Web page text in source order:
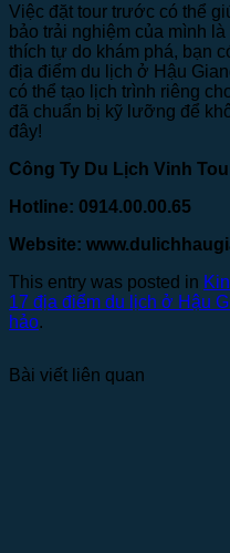
Việc đặt tour trước có thể
bảo trải nghiệm của mình
thích tự do khám phá, bạn
địa điểm du lịch ở Hậu
có thể tạo lịch trình riêng
đã chuẩn bị kỹ lưỡng để
đây!
Công Ty Du Lịch Vinh
Hotline: 0914.00.00.65
Website:
This entry was posted in
17 địa điểm du lịch ở Hậu
hảo.
Bài viết liên quan